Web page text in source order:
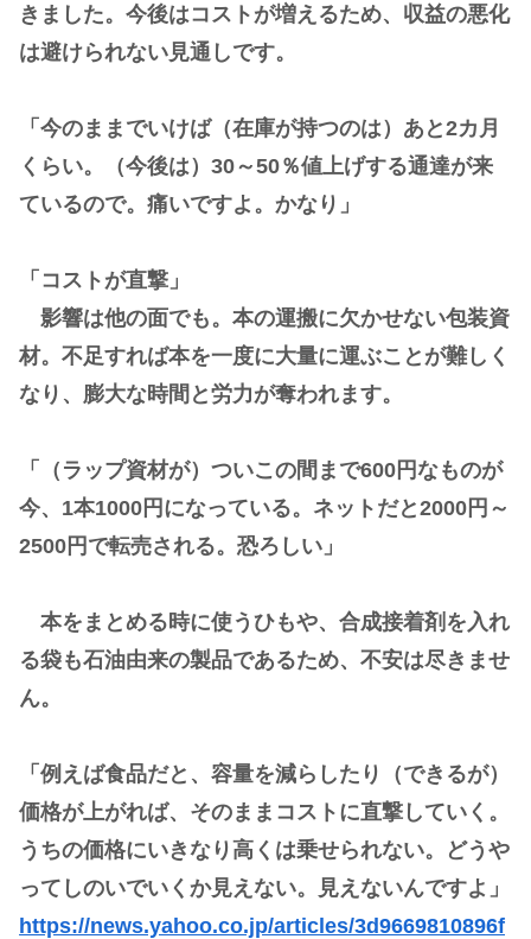
きました。今後はコストが増えるため、収益の悪化
は避けられない見通しです。
「今のままでいけば（在庫が持つのは）あと2カ月
くらい。（今後は）30～50％値上げする通達が来
ているので。痛いですよ。かなり」
「コストが直撃」
影響は他の面でも。本の運搬に欠かせない包装資
材。不足すれば本を一度に大量に運ぶことが難しく
なり、膨大な時間と労力が奪われます。
「（ラップ資材が）ついこの間まで600円なものが
今、1本1000円になっている。ネットだと2000円～
2500円で転売される。恐ろしい」
本をまとめる時に使うひもや、合成接着剤を入れ
る袋も石油由来の製品であるため、不安は尽きませ
ん。
「例えば食品だと、容量を減らしたり（できるが）
価格が上がれば、そのままコストに直撃していく。
うちの価格にいきなり高くは乗せられない。どうや
ってしのいでいくか見えない。見えないんですよ」
https://news.yahoo.co.jp/articles/3d9669810896f